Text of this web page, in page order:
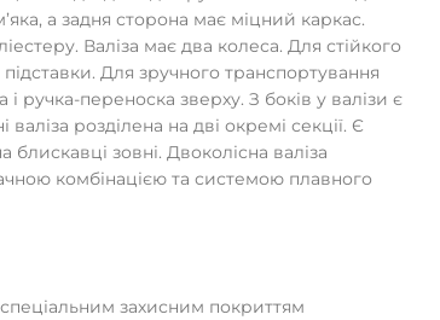
а задня сторона має міцний каркас.
Валіза має два колеса. Для стійкого
Для зручного транспортування
ручка-переноска зверху. З боків у валізи є
розділена на дві окремі секції. Є
зовні. Двоколісна валіза
комбінацією та системою плавного
спеціальним захисним покриттям